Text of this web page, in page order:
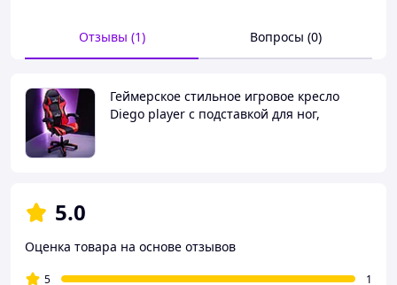
Отзывы (1) Вопросы (0)
Геймерское стильное игровое кресло
Diego player с подставкой для ног,
5.0
Оценка товара на основе отзывов
5
1